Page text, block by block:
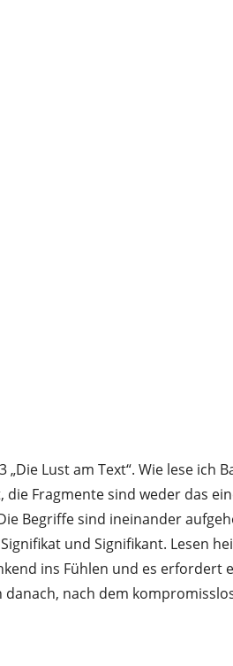
Lust am Text“. Wie lese ich
die Fragmente sind weder das
Begriffe sind ineinander
und Signifikant. Lesen
ins Fühlen und es erfordert
danach, nach dem